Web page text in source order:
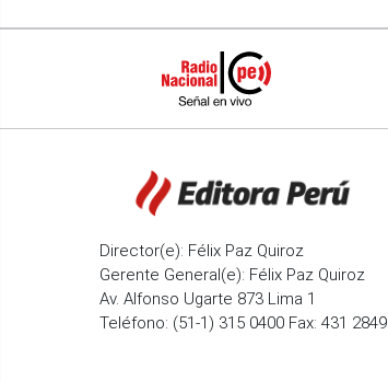
Director(e): Félix Paz Quiroz
Gerente General(e): Félix Paz Quiroz
Av. Alfonso Ugarte 873 Lima 1
Teléfono: (51-1) 315 0400 Fax: 431 2849